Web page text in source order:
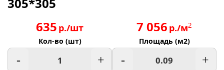
635 р./шт
Кол-во (шт)
- +
7 056 р./м2
Площадь (м2)
- +